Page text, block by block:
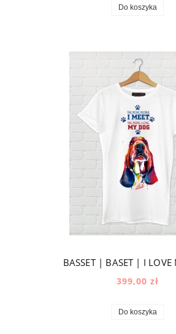
Do koszyka
BASSET | BASET | I LOVE
399,00 zł
Do koszyka